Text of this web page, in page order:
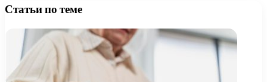
Статьи по теме